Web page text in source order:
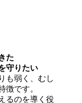
た
守りたい
も弱く、むし
徴です。
るのを導く役